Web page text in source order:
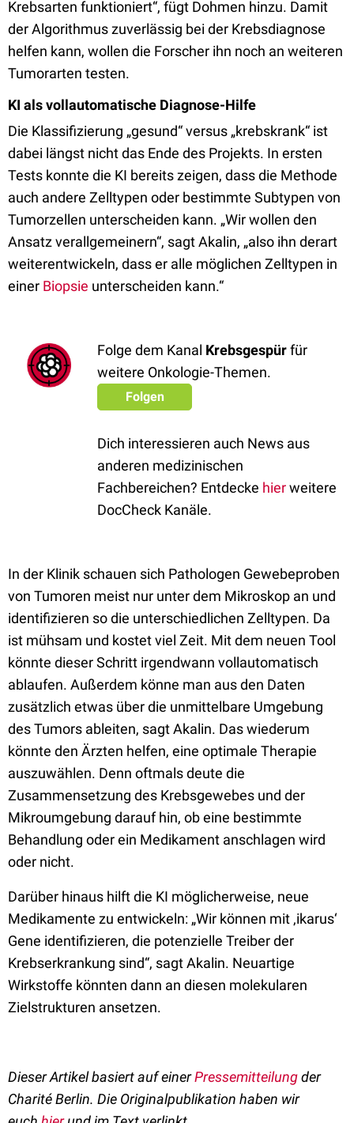
Krebsarten funktioniert“, fügt Dohmen hinzu. Damit
der Algorithmus zuverlässig bei der Krebsdiagnose
helfen kann, wollen die Forscher ihn noch an weiteren
Tumorarten testen.
KI als vollautomatische Diagnose-Hilfe
Die Klassifizierung „gesund“ versus „krebskrank“ ist
dabei längst nicht das Ende des Projekts. In ersten
Tests konnte die KI bereits zeigen, dass die Methode
auch andere Zelltypen oder bestimmte Subtypen von
Tumorzellen unterscheiden kann. „Wir wollen den
Ansatz verallgemeinern“, sagt Akalin, „also ihn derart
weiterentwickeln, dass er alle möglichen Zelltypen in
einer Biopsie unterscheiden kann.“
Folge dem Kanal Krebsgespürfür
weitere Onkologie-Themen.
Folgen
Dich interessieren auch News aus
anderen medizinischen
Fachbereichen? Entdecke hierweitere
DocCheck Kanäle.
In der Klinik schauen sich Pathologen Gewebeproben
von Tumoren meist nur unter dem Mikroskop an und
identifizieren so die unterschiedlichen Zelltypen. Da
ist mühsam und kostet viel Zeit. Mit dem neuen Tool
könnte dieser Schritt irgendwann vollautomatisch
ablaufen. Außerdem könne man aus den Daten
zusätzlich etwas über die unmittelbare Umgebung
des Tumors ableiten, sagt Akalin. Das wiederum
könnte den Ärzten helfen, eine optimale Therapie
auszuwählen. Denn oftmals deute die
Zusammensetzung des Krebsgewebes und der
Mikroumgebung darauf hin, ob eine bestimmte
Behandlung oder ein Medikament anschlagen wird
oder nicht.
Darüber hinaus hilft die KI möglicherweise, neue
Medikamente zu entwickeln: „Wir können mit ‚ikarus‘
Gene identifizieren, die potenzielle Treiber der
Krebserkrankung sind“, sagt Akalin. Neuartige
Wirkstoffe könnten dann an diesen molekularen
Zielstrukturen ansetzen.
Dieser Artikel basiert auf einerPressemitteilungder
Charité Berlin. Die Originalpublikation haben wir